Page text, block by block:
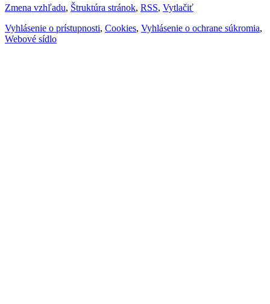
Zmena vzhľadu, Štruktúra stránok, RSS, Vytlačiť
Vyhlásenie o prístupnosti, Cookies, Vyhlásenie o ochrane súkromia,
Webové sídlo